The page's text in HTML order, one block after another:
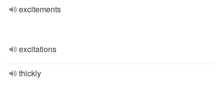
excitements
excitations
thickly